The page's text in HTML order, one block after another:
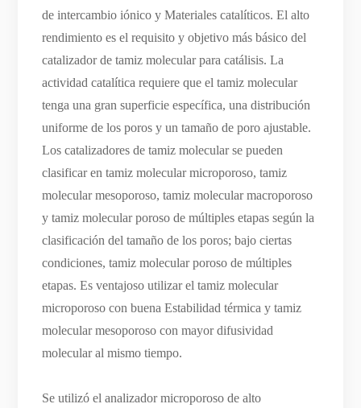
de intercambio iónico y Materiales catalíticos. El alto
rendimiento es el requisito y objetivo más básico del
catalizador de tamiz molecular para catálisis. La
actividad catalítica requiere que el tamiz molecular
tenga una gran superficie específica, una distribución
uniforme de los poros y un tamaño de poro ajustable.
Los catalizadores de tamiz molecular se pueden
clasificar en tamiz molecular microporoso, tamiz
molecular mesoporoso, tamiz molecular macroporoso
y tamiz molecular poroso de múltiples etapas según la
clasificación del tamaño de los poros; bajo ciertas
condiciones, tamiz molecular poroso de múltiples
etapas. Es ventajoso utilizar el tamiz molecular
microporoso con buena Estabilidad térmica y tamiz
molecular mesoporoso con mayor difusividad
molecular al mismo tiempo.
Se utilizó el analizador microporoso de alto